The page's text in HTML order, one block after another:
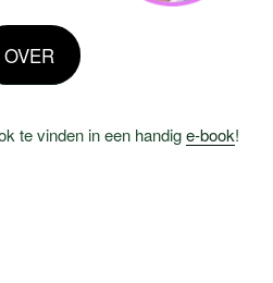
OVER
te vinden in een handige-book!